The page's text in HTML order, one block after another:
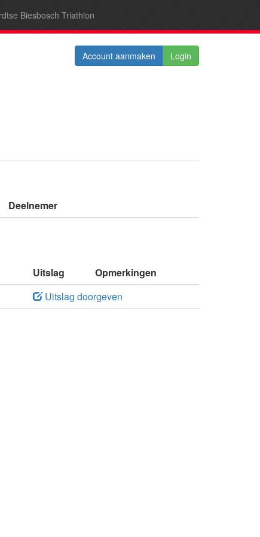
Biesbosch Triathlon
Account aanmaken Login
Deelnemer
Uitslag
Opmerkingen
Uitslag doorgeven